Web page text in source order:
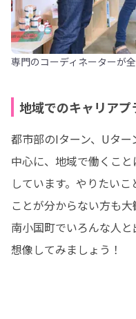
専門のコーディネーターが
地域でのキャリアプ
都市部のIターン、Uタ
中心に、地域で働くこ
しています。やりたい
ことが分からない方も大
南小国町でいろんな人
想像してみましょう！